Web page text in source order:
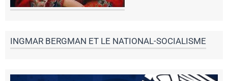
INGMAR BERGMAN ET LE NATIONAL-SOCIALISME